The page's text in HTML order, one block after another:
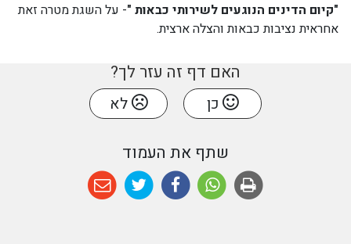
"קיום הדינים הנוגעים לשירותי כבאות "- על השגת מטרה זאת
אחראית נציבות כבאות והצלה ארצית.
האם דף זה עזר לך?
כן לא
שתף את העמוד